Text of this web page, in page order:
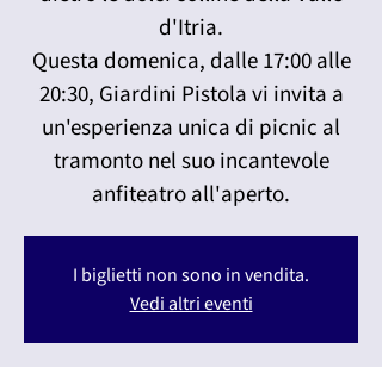
d'Itria.
Questa domenica, dalle 17:00 alle
20:30, Giardini Pistola vi invita a
un'esperienza unica di picnic al
tramonto nel suo incantevole
anfiteatro all'aperto.
I biglietti non sono in vendita.
Vedi altri eventi